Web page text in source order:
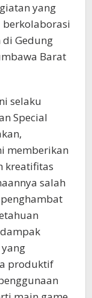
yang
berkolaborasi
Gedung
Barat
selaku
Special
memberikan
kreatifitas
salah
produktif